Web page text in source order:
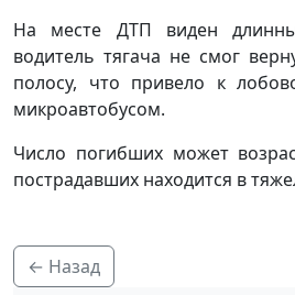
На месте ДТП виден
водитель тягача не смог
полосу, что привело к
микроавтобусом.
Число погибших может
пострадавших находится в
← Назад